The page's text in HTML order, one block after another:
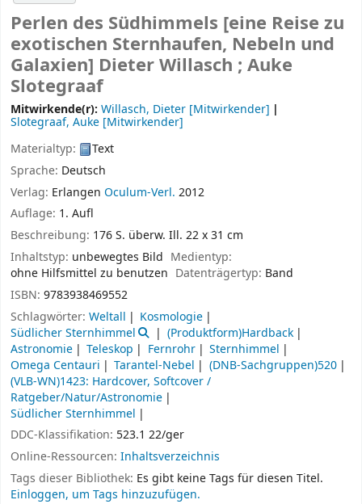
Perlen des Südhimmels [eine Reise zu
exotischen Sternhaufen, Nebeln und
Galaxien] Dieter Willasch ; Auke
Slotegraaf
Mitwirkende(r): Willasch, Dieter [Mitwirkender]
Slotegraaf, Auke [Mitwirkender]
Materialtyp:
Text
Sprache: Deutsch
Verlag: Erlangen Oculum-Verl. 2012
Auflage: 1. Aufl
Beschreibung: 176 S. überw. Ill. 22 x 31 cm
Inhaltstyp: unbewegtes Bild Medientyp:
ohne Hilfsmittel zu benutzen Datenträgertyp: Band
ISBN: 9783938469552
Schlagwörter: Weltall
Kosmologie
Südlicher Sternhimmel
(Produktform)Hardback
Astronomie
Teleskop Fernrohr
Sternhimmel
Omega Centauri
Tarantel-Nebel
(DNB-Sachgruppen)520
(VLB-WN)1423: Hardcover, Softcover /
Ratgeber/Natur/Astronomie
Südlicher Sternhimmel
DDC-Klassifikation: 523.1 22/ger
Online-Ressourcen: Inhaltsverzeichnis
Tags dieser Bibliothek: Es gibt keine Tags für diesen Titel.
Einloggen, um Tags hinzuzufügen.